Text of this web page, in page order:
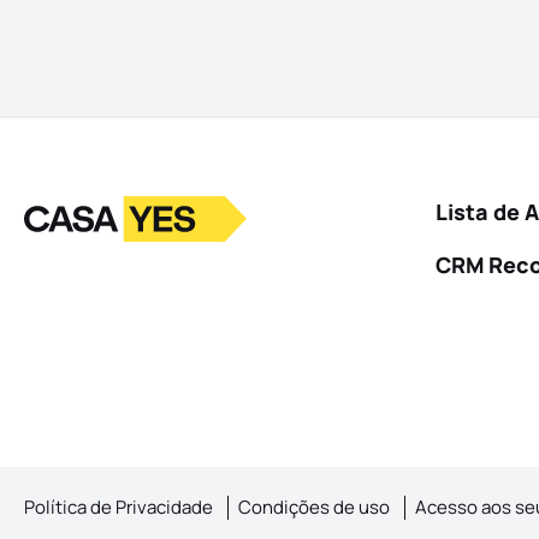
LogoIr para a homepage
Lista de
CRM
Política de Privacidade Condições de uso Acesso aos